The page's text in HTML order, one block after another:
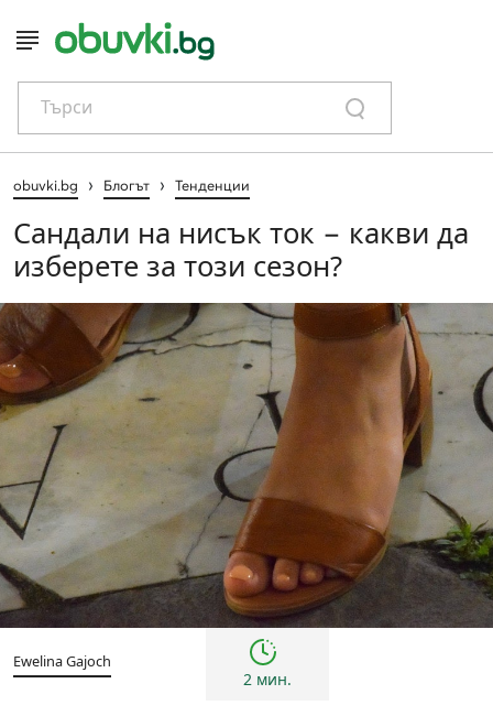
Търси
obuvki.bg › Блогът › Тенденции
Сандали на нисък ток − какви да
изберете за този сезон?
Тенденции
Ewelina Gajoch
2 мин.